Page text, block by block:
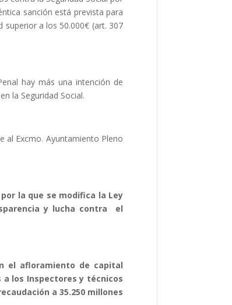
sanción está prevista para
a los 50.000€ (art. 307
hay más una intención de
la Seguridad Social.
al Excmo. Ayuntamiento Pleno
la que se modifica la Ley
y lucha contra el
el afloramiento de capital
los Inspectores y técnicos
a 35.250 millones